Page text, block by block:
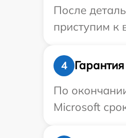
После
приступим к
4
Гарантия
По
Microsoft